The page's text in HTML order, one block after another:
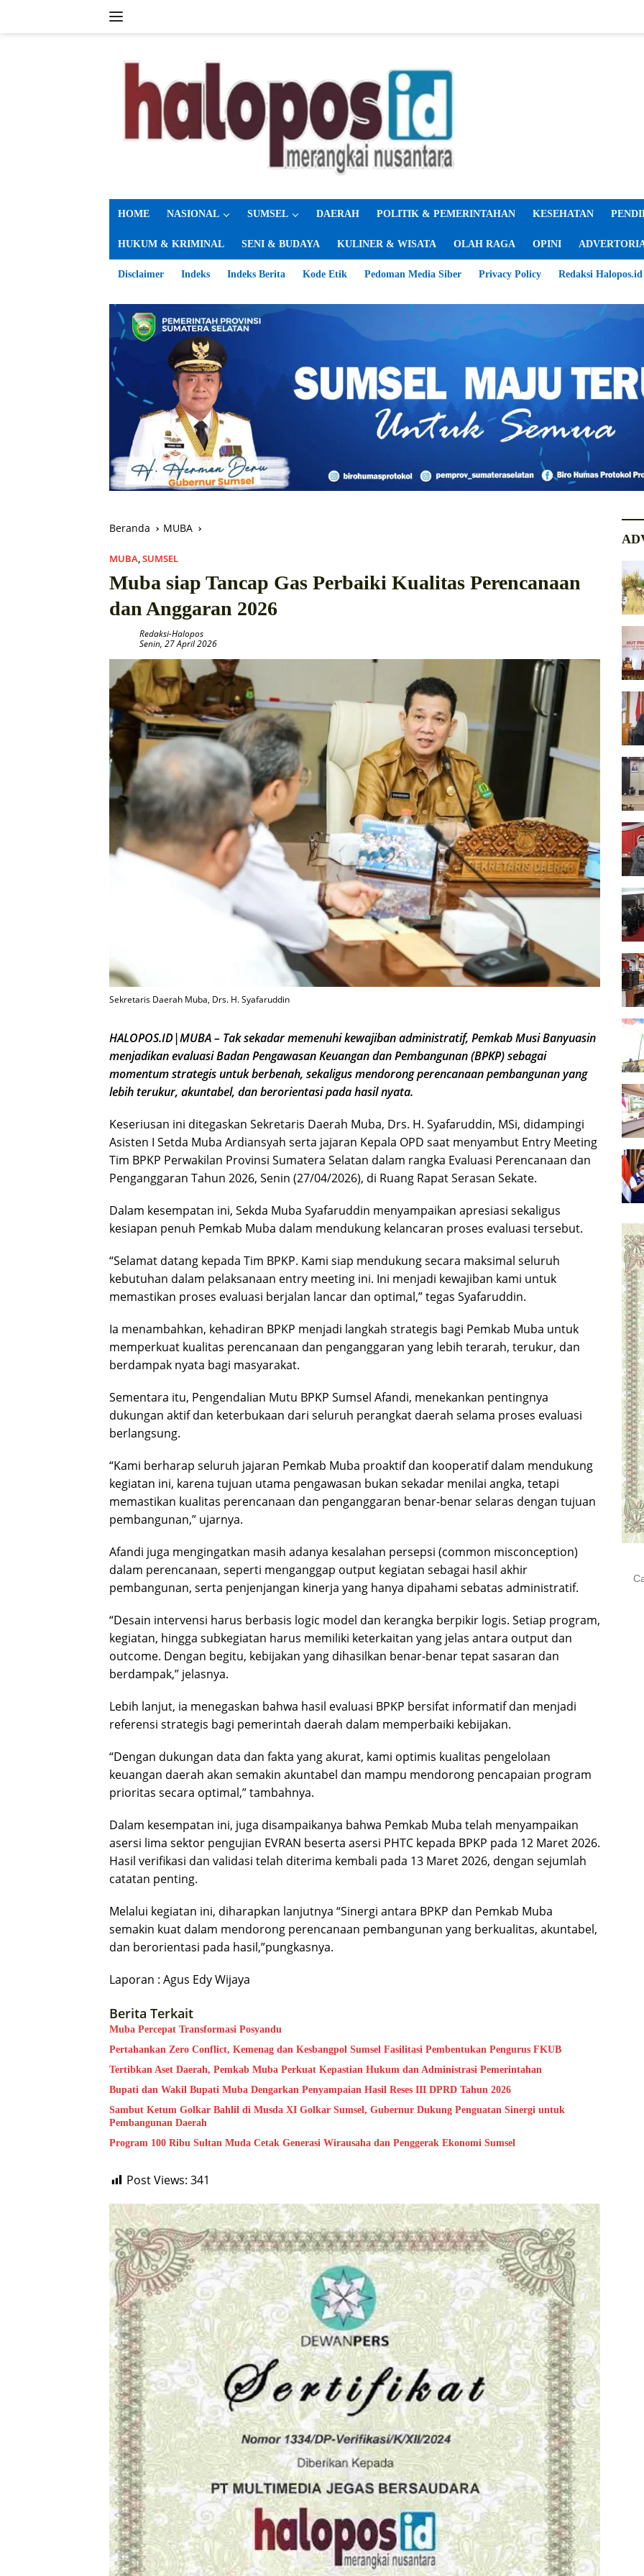
HOME NASIONAL SUMSEL DAERAH POLITIK & PEMERINTAHAN KESEHATAN
HUKUM & KRIMINAL SENI & BUDAYA KULINER & WISATA OLAH RAGA OPINI
Disclaimer Indeks Indeks Berita Kode Etik Pedoman Media Siber Privacy Policy Redaksi Halopos.id
Beranda MUBA
MUBA,SUMSEL
Muba siap Tancap Gas Perbaiki Kualitas Perencanaan
dan Anggaran 2026
Redaksi-Halopos
Senin, 27 April 2026
Sekretaris Daerah Muba, Drs. H. Syafaruddin
HALOPOS.ID|MUBA – Tak sekadar memenuhi kewajiban administratif, Pemkab Musi Banyuasin
menjadikan evaluasi Badan Pengawasan Keuangan dan Pembangunan (BPKP) sebagai
momentum strategis untuk berbenah, sekaligus mendorong perencanaan pembangunan yang
lebih terukur, akuntabel, dan berorientasi pada hasil nyata.
Keseriusan ini ditegaskan Sekretaris Daerah Muba, Drs. H. Syafaruddin, MSi, didampingi
Asisten I Setda Muba Ardiansyah serta jajaran Kepala OPD saat menyambut Entry Meeting
Tim BPKP Perwakilan Provinsi Sumatera Selatan dalam rangka Evaluasi Perencanaan dan
Penganggaran Tahun 2026, Senin (27/04/2026), di Ruang Rapat Serasan Sekate.
Dalam kesempatan ini, Sekda Muba Syafaruddin menyampaikan apresiasi sekaligus
kesiapan penuh Pemkab Muba dalam mendukung kelancaran proses evaluasi tersebut.
“Selamat datang kepada Tim BPKP. Kami siap mendukung secara maksimal seluruh
kebutuhan dalam pelaksanaan entry meeting ini. Ini menjadi kewajiban kami untuk
memastikan proses evaluasi berjalan lancar dan optimal,” tegas Syafaruddin.
Ia menambahkan, kehadiran BPKP menjadi langkah strategis bagi Pemkab Muba untuk
memperkuat kualitas perencanaan dan penganggaran yang lebih terarah, terukur, dan
berdampak nyata bagi masyarakat.
Sementara itu, Pengendalian Mutu BPKP Sumsel Afandi, menekankan pentingnya
dukungan aktif dan keterbukaan dari seluruh perangkat daerah selama proses evaluasi
berlangsung.
“Kami berharap seluruh jajaran Pemkab Muba proaktif dan kooperatif dalam mendukung
kegiatan ini, karena tujuan utama pengawasan bukan sekadar menilai angka, tetapi
memastikan kualitas perencanaan dan penganggaran benar-benar selaras dengan tujuan
pembangunan,” ujarnya.
Afandi juga mengingatkan masih adanya kesalahan persepsi (common misconception)
dalam perencanaan, seperti menganggap output kegiatan sebagai hasil akhir
pembangunan, serta penjenjangan kinerja yang hanya dipahami sebatas administratif.
“Desain intervensi harus berbasis logic model dan kerangka berpikir logis. Setiap program,
kegiatan, hingga subkegiatan harus memiliki keterkaitan yang jelas antara output dan
outcome. Dengan begitu, kebijakan yang dihasilkan benar-benar tepat sasaran dan
berdampak,” jelasnya.
Lebih lanjut, ia menegaskan bahwa hasil evaluasi BPKP bersifat informatif dan menjadi
referensi strategis bagi pemerintah daerah dalam memperbaiki kebijakan.
“Dengan dukungan data dan fakta yang akurat, kami optimis kualitas pengelolaan
keuangan daerah akan semakin akuntabel dan mampu mendorong pencapaian program
prioritas secara optimal,” tambahnya.
Dalam kesempatan ini, juga disampaikanya bahwa Pemkab Muba telah menyampaikan
asersi lima sektor pengujian EVRAN beserta asersi PHTC kepada BPKP pada 12 Maret 2026.
Hasil verifikasi dan validasi telah diterima kembali pada 13 Maret 2026, dengan sejumlah
catatan penting.
Melalui kegiatan ini, diharapkan lanjutnya “Sinergi antara BPKP dan Pemkab Muba
semakin kuat dalam mendorong perencanaan pembangunan yang berkualitas, akuntabel,
dan berorientasi pada hasil,”pungkasnya.
Laporan : Agus Edy Wijaya
Berita Terkait
Muba Percepat Transformasi Posyandu
Pertahankan Zero Conflict, Kemenag dan Kesbangpol Sumsel Fasilitasi Pembentukan Pengurus FKUB
Tertibkan Aset Daerah, Pemkab Muba Perkuat Kepastian Hukum dan Administrasi Pemerintahan
Bupati dan Wakil Bupati Muba Dengarkan Penyampaian Hasil Reses III DPRD Tahun 2026
Sambut Ketum Golkar Bahlil di Musda XI Golkar Sumsel, Gubernur Dukung Penguatan Sinergi untuk
Pembangunan Daerah
Program 100 Ribu Sultan Muda Cetak Generasi Wirausaha dan Penggerak Ekonomi Sumsel
Post Views: 341